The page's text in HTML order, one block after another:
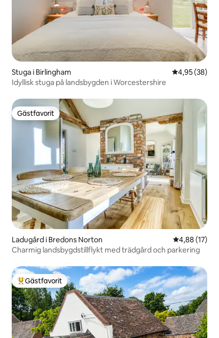
Stuga i Birlingham 4,95 av 5 i
4,95 (38)
Idyllisk stuga på landsbygden i Worcestershire
Gästfavorit
Gästfavorit
Ladugård i Bredons Norton 4,88 av 5 i
4,88 (17)
Charmig landsbygdstillflykt med trädgård och parkering
Populär gästfavorit
Gästfavorit